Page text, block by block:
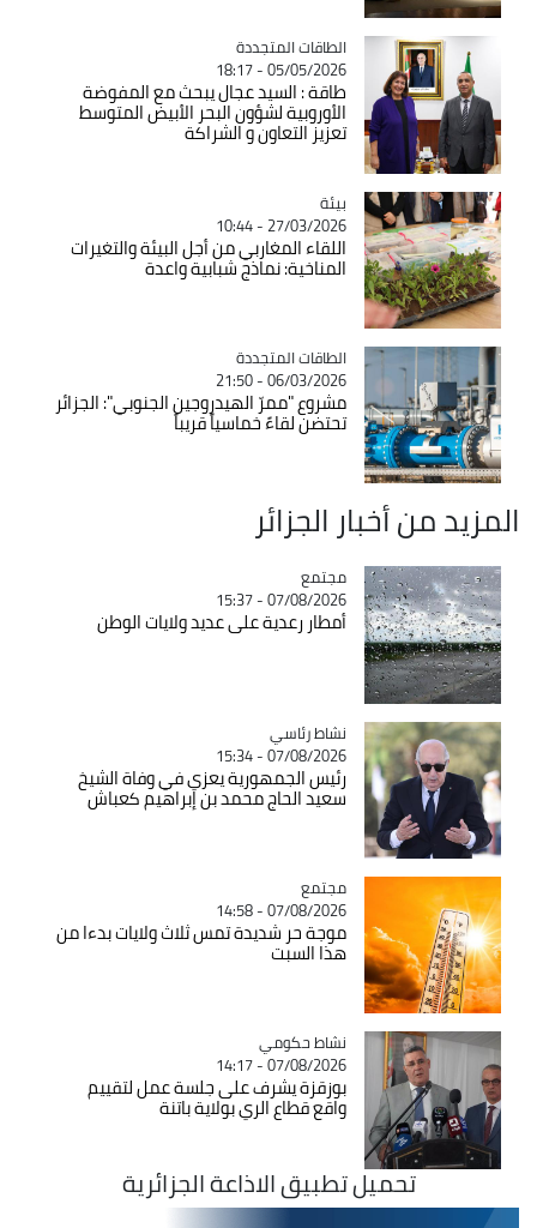
Catégorie
الطاقات المتجددة
05/05/2026 - 18:17
طاقة : السيد عجال يبحث مع المفوضة
الأوروبية لشؤون البحر الأبيض المتوسط
تعزيز التعاون و الشراكة
Catégorie
بيئة
27/03/2026 - 10:44
اللقاء المغاربي من أجل البيئة والتغيرات
المناخية: نماذج شبابية واعدة
Catégorie
الطاقات المتجددة
06/03/2026 - 21:50
مشروع "ممرّ الهيدروجين الجنوبي": الجزائر
تحتضن لقاءً خماسياً قريباً
المزيد من أخبار الجزائر
Catégorie
مجتمع
07/08/2026 - 15:37
أمطار رعدية على عديد ولايات الوطن
Catégorie
نشاط رئاسي
07/08/2026 - 15:34
رئيس الجمهورية يعزي في وفاة الشيخ
سعيد الحاج محمد بن إبراهيم كعباش
Catégorie
مجتمع
07/08/2026 - 14:58
موجة حر شديدة تمس ثلاث ولايات بدءا من
هذا السبت
Catégorie
نشاط حكومي
07/08/2026 - 14:17
بوزقزة يشرف على جلسة عمل لتقييم
واقع قطاع الري بولاية باتنة
تحميل تطبيق الاذاعة الجزائرية